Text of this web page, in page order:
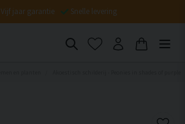
Vijf jaar garantie Snelle levering